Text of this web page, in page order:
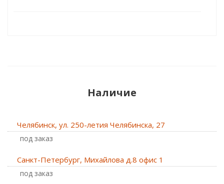
Наличие
Челябинск, ул. 250-летия Челябинска, 27
Под заказ
Санкт-Петербург, Михайлова д.8 офис 1
Под заказ